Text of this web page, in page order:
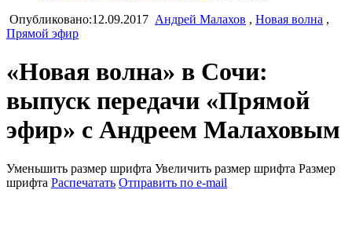
Опубликовано:12.09.2017 Андрей Малахов , Новая волна ,
Прямой эфир
«Новая волна» в Сочи:
выпуск передачи «Прямой
эфир» с Андреем Малаховым
Уменьшить размер шрифта Увеличить размер шрифта Размер
шрифта Распечатать Отправить по e-mail